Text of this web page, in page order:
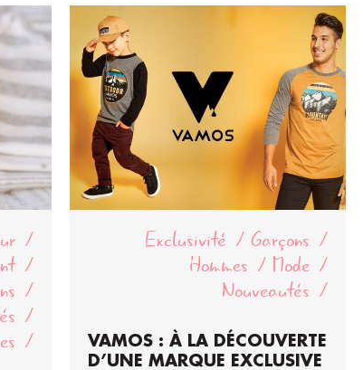
Exclusivité
Garçons
Hommes
Mode
Nouveautés
VAMOS : À LA DÉCOUVERTE
D’UNE MARQUE EXCLUSIVE